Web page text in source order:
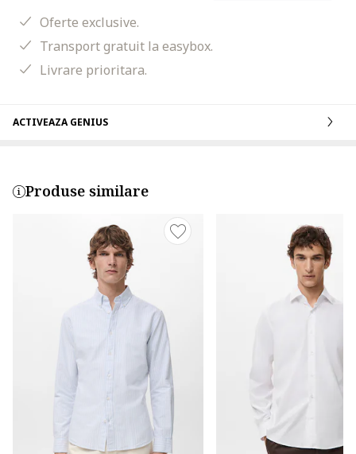
Oferte exclusive.
Transport gratuit la easybox.
Livrare prioritara.
ACTIVEAZA GENIUS
Produse similare